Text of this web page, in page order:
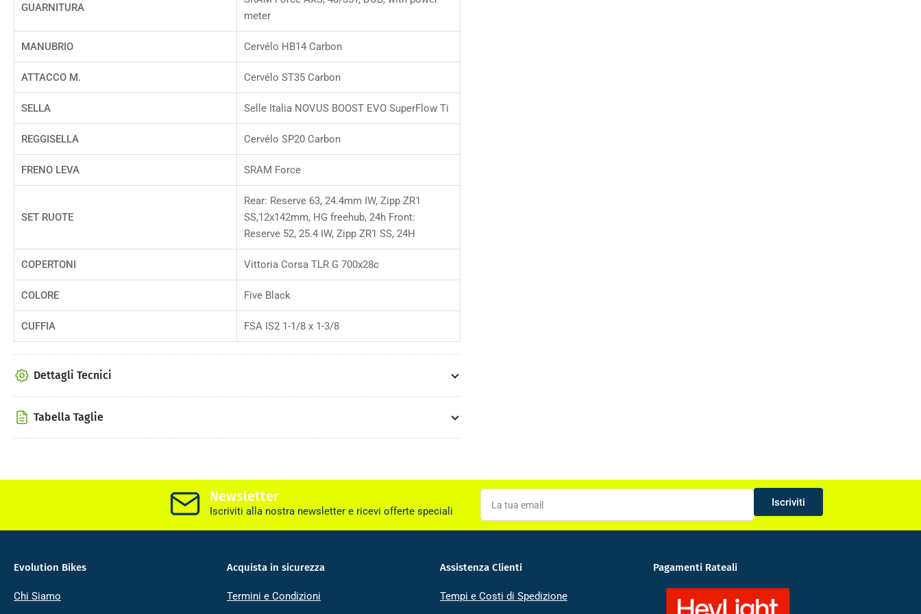
GUARNITURA
meter
MANUBRIO Cervélo HB14 Carbon
ATTACCO M. Cervélo ST35 Carbon
SELLA Selle Italia NOVUS BOOST EVO SuperFlow Ti
REGGISELLA Cervélo SP20 Carbon
FRENO LEVA SRAM Force
SET RUOTE
Rear: Reserve 63, 24.4mm IW, Zipp ZR1
SS,12x142mm, HG freehub, 24h Front:
Reserve 52, 25.4 IW, Zipp ZR1 SS, 24H
COPERTONI Vittoria Corsa TLR G 700x28c
COLORE Five Black
CUFFIA FSA IS2 1-1/8 x 1-3/8
Dettagli Tecnici
Tabella Taglie
Newsletter
Iscriviti alla nostra newsletter e ricevi offerte speciali
La
tua
email
Iscriviti
Evolution Bikes
Chi Siamo
Acquista in sicurezza
Termini e Condizioni
Assistenza Clienti
Tempi e Costi di Spedizione
Pagamenti Rateali